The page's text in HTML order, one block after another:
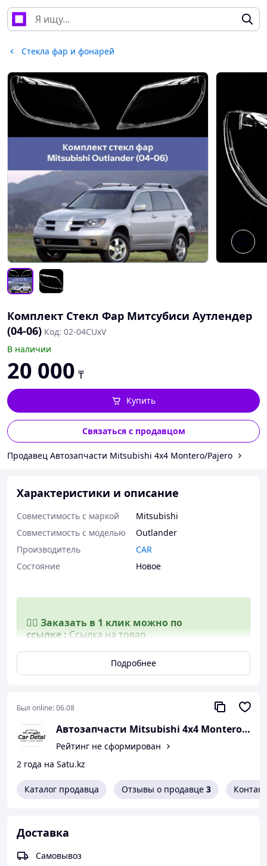
Стекла фар и фонарей
Комплект Стекл Фар Митсубиси Аутлендер
(04-06) Код: 02-04CUxV
В наличии
20 000 ₸
Купить
Связаться с продавцом
Продавец Автозапчасти Mitsubishi 4x4 Montero/Pajero
Характеристики и описание
Совместимость с маркой
Mitsubishi
Совместимость с моделью
Outlander
Производитель
CAR
Состояние
Новое
👉🏻 Заказать в 1 клик можно по
ссылке:Ссылка на товар
💸Возможна покупка в рассрочку или
🚚Бесплатная доставка по
Казахстану(уточняйте условия по
⚡️Отправка в день заказа
.
Подробнее
Был online:06.08
Автозапчасти Mitsubishi 4x4 Montero/
Рейтинг не сформирован
2 года на Satu.kz
Каталог продавца Отзывы о продавце 3
Доставка
Самовывоз